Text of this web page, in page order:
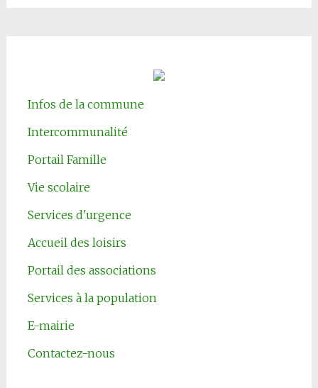
Infos de la commune
Intercommunalité
Portail Famille
Vie scolaire
Services d'urgence
Accueil des loisirs
Portail des associations
Services à la population
E-mairie
Contactez-nous